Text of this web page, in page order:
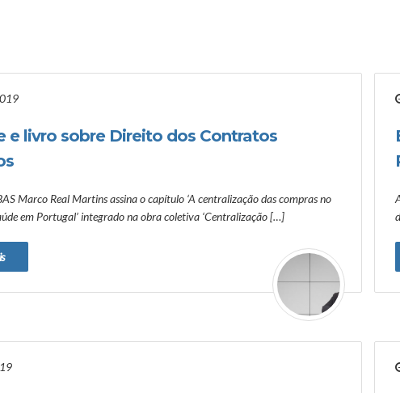
e livro sobre Direito dos Contratos
Marco Real Martins assina o capítulo ‘A centralização das compras no
em Portugal’ integrado na obra coletiva ‘Centralização […]